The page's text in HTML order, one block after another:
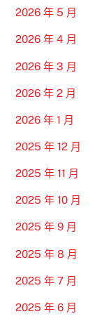
2026 年 5 月
2026 年 4 月
2026 年 3 月
2026 年 2 月
2026 年 1 月
2025 年 12 月
2025 年 11 月
2025 年 10 月
2025 年 9 月
2025 年 8 月
2025 年 7 月
2025 年 6 月